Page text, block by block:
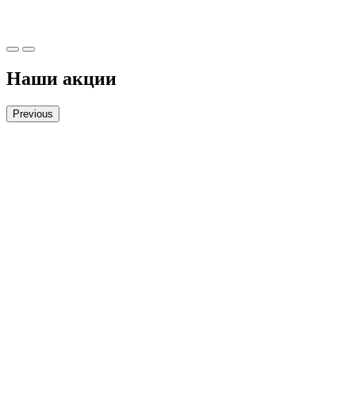
Наши акции
Previous